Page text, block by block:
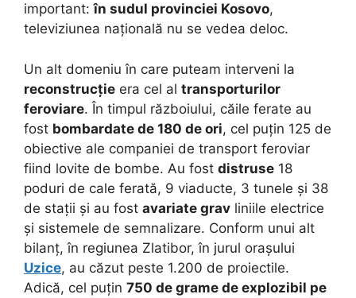
important:în sudul provinciei Kosovo,
televiziunea națională nu se vedea deloc.
Un alt domeniu în care puteam interveni la
reconstrucție era cel al transporturilor
feroviare. În timpul războiului, căile ferate au
fost bombardate de 180 de ori, cel puțin 125 de
obiective ale companiei de transport feroviar
fiind lovite de bombe. Au fost distruse 18
poduri de cale ferată, 9 viaducte, 3 tunele și 38
de stații și au fost avariate grav liniile electrice
și sistemele de semnalizare. Conform unui alt
bilanț, în regiunea Zlatibor, în jurul orașului
Uzice, au căzut peste 1.200 de proiectile.
Adică, cel puțin 750 de grame de explozibil pe